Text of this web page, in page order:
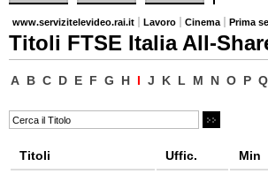
www.servizitelevideo.rai.it Lavoro Cinema Prima
Titoli FTSE Italia All-
A B C D E F G H I J K L M N O P Q
Titoli Uffic. Min